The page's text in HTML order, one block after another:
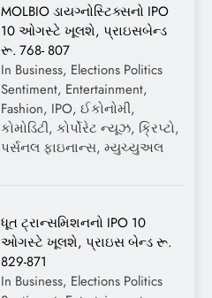
MOLBIO ડાયગ્નોસ્ટિક્સનો IPO
10 ઓગસ્ટે ખૂલશે, પ્રાઇસબેન્ડ
રૂ. 768- 807
In Business, Elections Politics
Sentiment, Entertainment,
Fashion, IPO, ઈકોનોમી,
કોમોડિટી, કોર્પોરેટ ન્યૂઝ, ક્રિપ્ટો,
પર્સનલ ફાઇનાન્સ, મ્યુચ્યુઅલ
ધૂત ટ્રાન્સમિશનનો IPO 10
ઓગસ્ટે ખૂલશે, પ્રાઇસ બેન્ડ રૂ.
829-871
In Business, Elections Politics